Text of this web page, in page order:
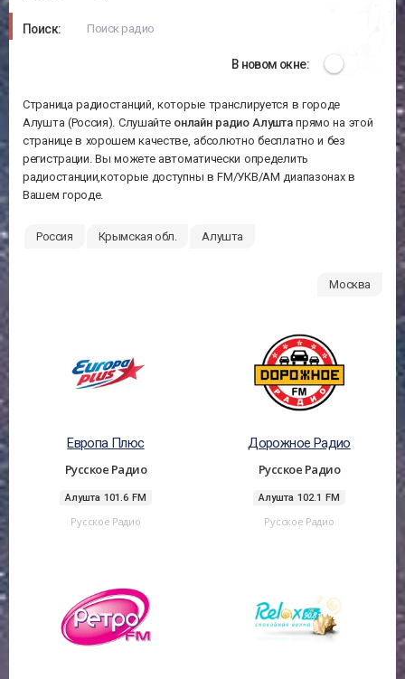
Поиск:
В новом окне:
Страница радиостанций, которые транслируется в городе
Алушта (Россия). Слушайте онлайн радио Алуштапрямо на этой
странице в хорошем качестве, абсолютно бесплатно и без
регистрации. Вы можете автоматически определить
радиостанции,которые доступны в FM/УКВ/АМ диапазонах в
Вашем городе.
Россия Крымская обл. Алушта
Москва
Европа Плюс
Русское Радио
Алушта 101.6 FM
Русское Радио
Дорожное Радио
Русское Радио
Алушта 102.1 FM
Русское Радио